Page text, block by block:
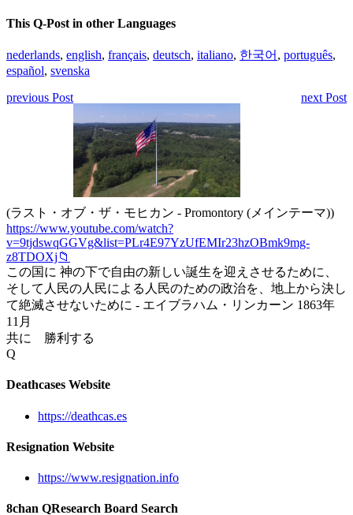
This Q-Post in other Languages
nederlands, english, français, deutsch, italiano, 한국어 , português,
español, svenska
previous Post
next Post
(ラスト・オブ・ザ・モヒカン - Promontory (メインテーマ))
https://www.youtube.com/watch?
v=9tjdswqGGVg&list=PLr4E97YzUfEMIr23hzOBmk9mg-
z8TDOXj📁
この国に 神の下で自由の新しい誕生を迎えさせるために、
そして人民の人民による人民のための政治を、地上から決し
て絶滅させないために - エイブラハム・リンカーン 1863年
11月
共に 勝利する
Q
Deathcases Website
https://deathcas.es
Resignation Website
https://www.resignation.info
8chan QResearch Board Search